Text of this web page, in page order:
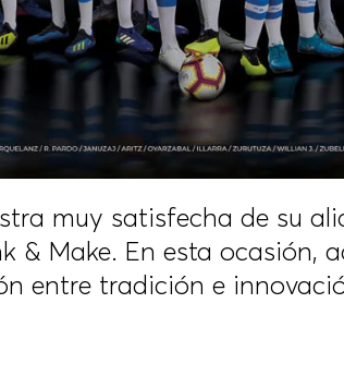
muy satisfecha de su
& Make. En esta ocasión,
entre tradición e